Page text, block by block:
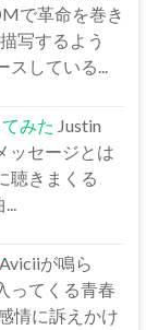
で革命を巻き
写するよう
スしている...
みた Justin
ッセージとは
聴きまくる
Aviciiが鳴ら
ってくる青春
情に訴えかけ